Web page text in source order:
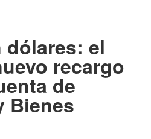
dólares: el
recargo
de
Bienes